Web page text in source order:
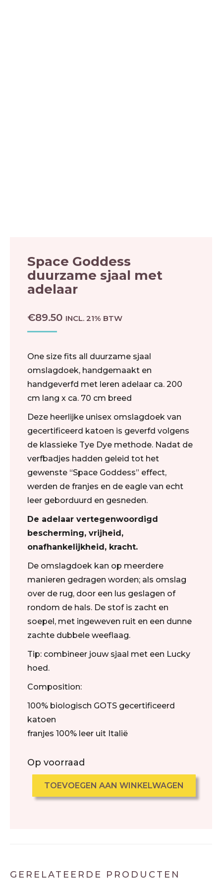
Space Goddess
duurzame sjaal met
adelaar
€89.50 INCL. 21% BTW
One size fits all duurzame sjaal
omslagdoek, handgemaakt en
handgeverfd met leren adelaar ca. 200
cm lang x ca. 70 cm breed
Deze heerlijke unisex omslagdoek van
gecertificeerd katoen is geverfd volgens
de klassieke Tye Dye methode. Nadat de
verfbadjes hadden geleid tot het
gewenste “Space Goddess” effect,
werden de franjes en de eagle van echt
leer geborduurd en gesneden.
De adelaar vertegenwoordigd
bescherming, vrijheid,
onafhankelijkheid, kracht.
De omslagdoek kan op meerdere
manieren gedragen worden; als omslag
over de rug, door een lus geslagen of
rondom de hals. De stof is zacht en
soepel, met ingeweven ruit en een dunne
zachte dubbele weeflaag.
Tip: combineer jouw sjaal met een Lucky
hoed.
Composition:
100% biologisch GOTS gecertificeerd
katoen
franjes 100% leer uit Italië
Op voorraad
TOEVOEGEN AAN WINKELWAGEN
GERELATEERDE PRODUCTEN